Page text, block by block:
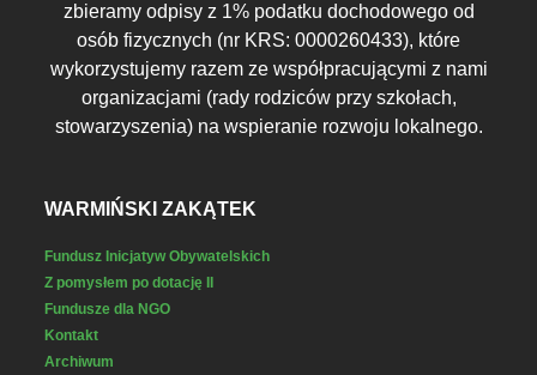
zbieramy odpisy z 1% podatku dochodowego od
osób fizycznych (nr KRS: 0000260433), które
wykorzystujemy razem ze współpracującymi z nami
organizacjami (rady rodziców przy szkołach,
stowarzyszenia) na wspieranie rozwoju lokalnego.
WARMIŃSKI ZAKĄTEK
Fundusz Inicjatyw Obywatelskich
Z pomysłem po dotację II
Fundusze dla NGO
Kontakt
Archiwum